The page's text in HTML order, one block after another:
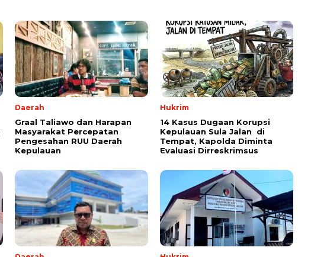
Daerah
Graal Taliawo dan Harapan
Masyarakat Percepatan
Pengesahan RUU Daerah
Kepulauan
Hukrim
14 Kasus Dugaan Korupsi
Kepulauan Sula Jalan di
Tempat, Kapolda Diminta
Evaluasi Dirreskrimsus